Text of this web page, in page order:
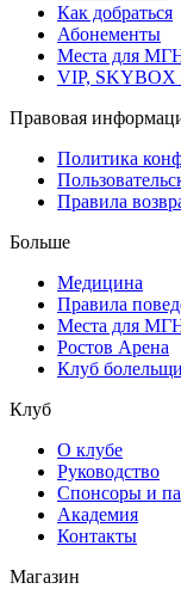
Как добраться
Абонементы
Места для
VIP, SKYBOX
Правовая
Политика
Правила
Больше
Медицина
Правила
Места для
Ростов Арена
Клуб
Клуб
О клубе
Руководство
Спонсоры и
Академия
Контакты
Магазин